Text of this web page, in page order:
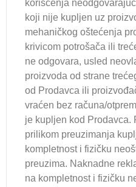
korišćenja
koji nije kupljen uz
mehaničkog oštećenja
krivicom potrošača ili
ne odgovara, usled
proizvoda od strane
od Prodavca ili
vraćen bez računa/
je kupljen kod Prodavca.
prilikom preuzimanja
kompletnost i fizičku
preuzima. Naknadne
na kompletnost i fizičku